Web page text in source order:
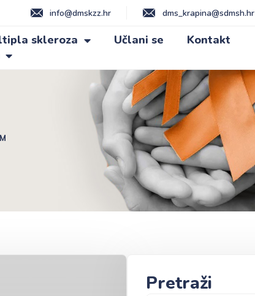
info@dmskzz.hr dms_krapina@sdmsh.hr
skleroza Učlani se
Kontakt
Pretraži